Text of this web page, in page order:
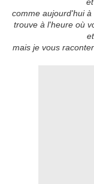
comme aujourd'hui
trouve à l'heure où
mais je vous